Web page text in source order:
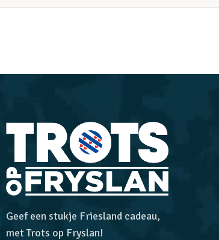
Geef een stukje Friesland cadeau,
met Trots op Fryslan!